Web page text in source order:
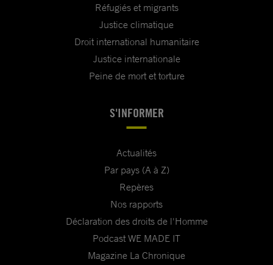
Réfugiés et migrants
Justice climatique
Droit international humanitaire
Justice internationale
Peine de mort et torture
S'INFORMER
Actualités
Par pays (A à Z)
Repères
Nos rapports
Déclaration des droits de l'Homme
Podcast WE MADE IT
Magazine La Chronique